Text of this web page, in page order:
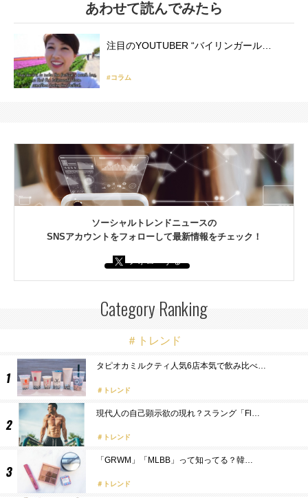
あわせて読んでみたら
注目のYOUTUBER “バイリンガール…
#コラム
ソーシャルトレンドニュースの
SNSアカウントをフォローして最新情報をチェック！
フォローする
Category Ranking
＃トレンド
タピオカミルクティ人気6店本気で飲み比べ…
トレンド
現代人の自己顕示欲の現れ？スラング「Fl…
トレンド
「GRWM」「MLBB」って知ってる？韓…
トレンド